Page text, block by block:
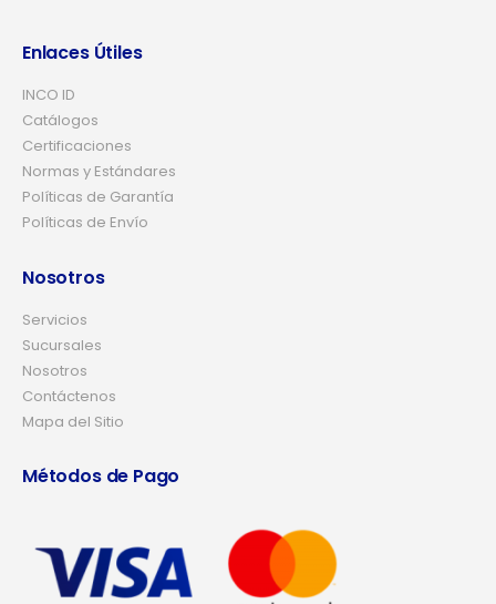
Enlaces Útiles
INCO ID
Catálogos
Certificaciones
Normas y Estándares
Políticas de Garantía
Políticas de Envío
Nosotros
Servicios
Sucursales
Nosotros
Contáctenos
Mapa del Sitio
Métodos de Pago